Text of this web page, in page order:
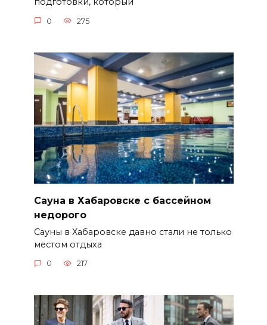
0 275
Сауна в Хабаровске с бассейном
недорого
Сауны в Хабаровске давно стали не только
местом отдыха
0 217